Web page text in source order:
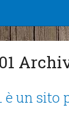
è un sito